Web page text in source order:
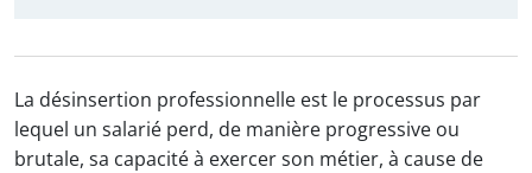
La désinsertion professionnelle est le processus par
lequel un salarié perd, de manière progressive ou
brutale, sa capacité à exercer son métier, à cause de